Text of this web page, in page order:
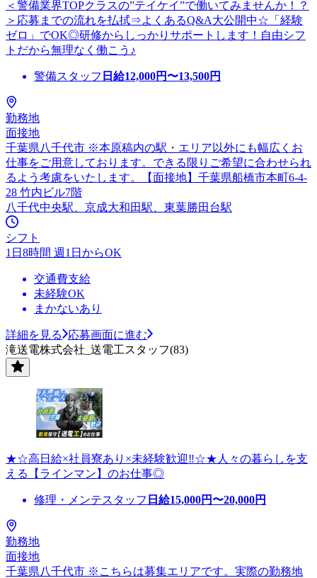
＜警備業界TOPクラスの”テイケイ”で働いてみませんか！？
＞応募までの流れを払拭⇒よくあるQ&A大公開中☆「経験
ゼロ」でOK◎研修からしっかりサポートします！自由シフ
トだから無理なく働こう♪
警備スタッフ 日給12,000円〜13,500円
勤務地
面接地
千葉県八千代市 ※本原稿内の駅・エリア以外にも幅広くお
仕事をご用意しております。できる限りご希望に合わせられ
るよう考慮をいたします。【面接地】千葉県船橋市本町6-4-
28 竹内ビル7階
八千代中央駅、京成大和田駅、東葉勝田台駅
シフト
1日8時間 週1日からOK
交通費支給
未経験OK
まかないあり
詳細を見る
応募画面に進む
滝送電株式会社_送電工スタッフ(83)
★☆高日給×社員寮あり×未経験歓迎‼☆★人々の暮らしを支
える【ラインマン】のお仕事◎
修理・メンテスタッフ 日給15,000円〜20,000円
勤務地
面接地
千葉県八千代市 ※こちらは募集エリアです。実際の勤務地